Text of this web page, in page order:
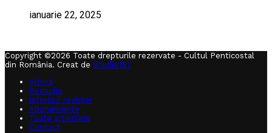
ianuarie 22, 2025
Copyright ©2026 Toate drepturile rezervate - Cultul Penticostal
din România. Creat de Studio157
Arhivă
Redacția
Istoricul revistei
Abonamente
Toate articolele
Contact